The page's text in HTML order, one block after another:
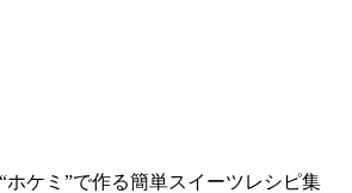
ホケミ”で作る簡単スイーツレシピ集